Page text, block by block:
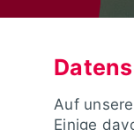
Auf
Einige